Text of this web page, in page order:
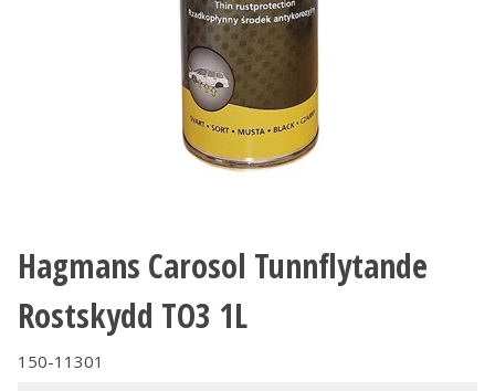
Hagmans Carosol Tunnflytande
Rostskydd TO3 1L
150-11301